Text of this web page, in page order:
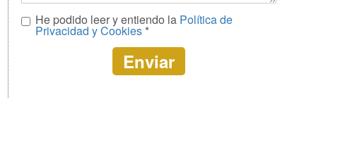
Mensaje
* He podido leer y entiendo la Política de
Privacidad y Cookies *
Enviar